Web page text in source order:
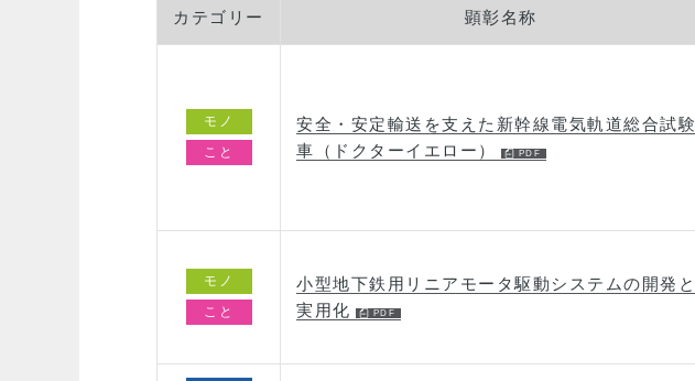
カテゴリー 顕彰名称
モノ
こと
安全・安定輸送を支えた新幹線電気軌道総合試験
車（ドクターイエロー）
モノ
こと
小型地下鉄用リニアモータ駆動システムの開発と
実用化